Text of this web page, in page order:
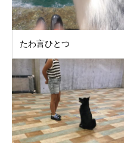
たわ言ひとつ